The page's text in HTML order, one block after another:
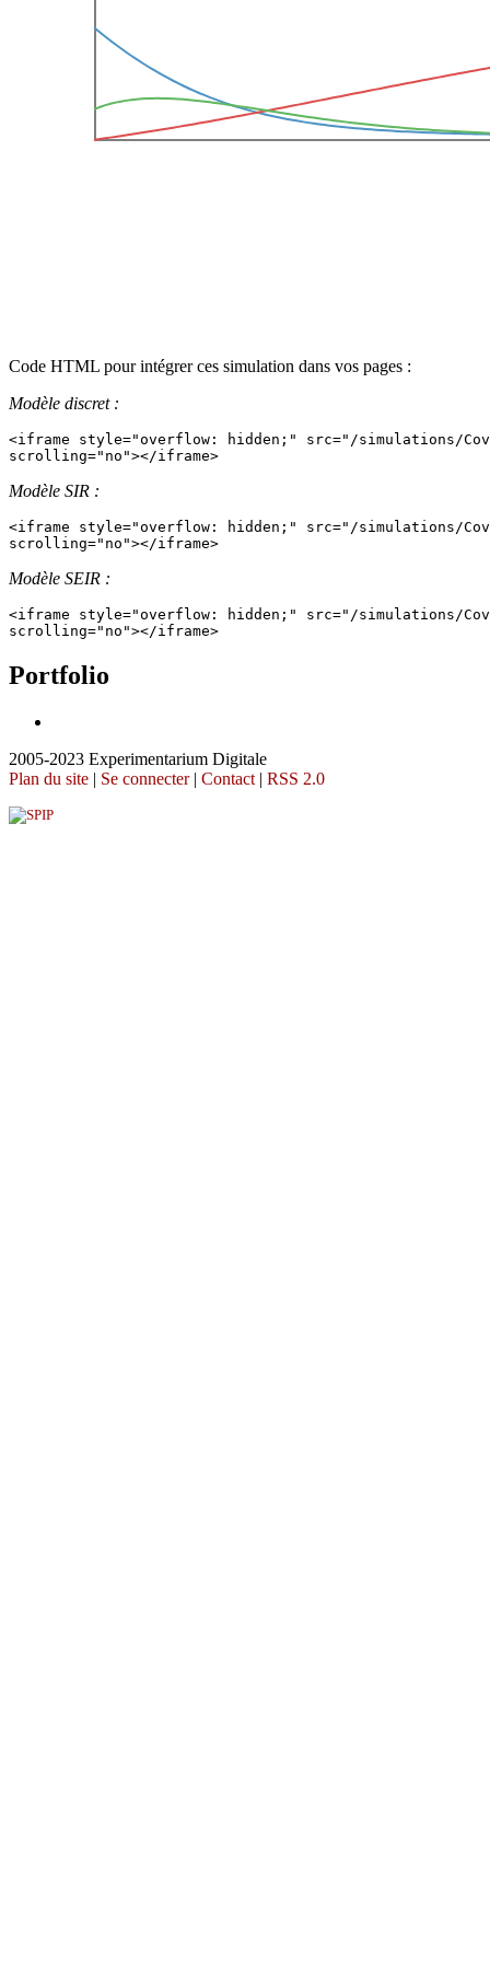
Code HTML pour intégrer ces simulation dans vos pages :
Modèle discret :
<iframe style="overflow: hidden;" src="/simulations/
scrolling="no"></iframe>
Modèle SIR :
<iframe style="overflow: hidden;" src="/simulations/
scrolling="no"></iframe>
Modèle SEIR :
<iframe style="overflow: hidden;" src="/simulations/
scrolling="no"></iframe>
Portfolio
2005-2023 Experimentarium Digitale
Plan du site | Se connecter| Contact | RSS 2.0